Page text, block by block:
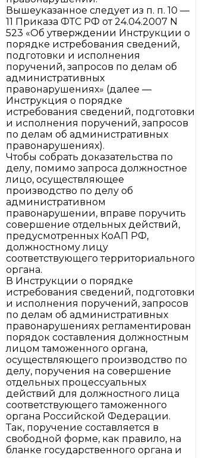
Вышеуказанное следует из п. п. 10 —
11 Приказа ФТС РФ от 24.04.2007 N
523 «Об утверждении Инструкции о
порядке истребования сведений,
подготовки и исполнения
поручений, запросов по делам об
административных
правонарушениях» (далее —
Инструкция о порядке
истребования сведений, подготовки
и исполнения поручений, запросов
по делам об административных
правонарушениях).
Чтобы собрать доказательства по
делу, помимо запроса должностное
лицо, осуществляющее
производство по делу об
административном
правонарушении, вправе поручить
совершение отдельных действий,
предусмотренных КоАП РФ,
должностному лицу
соответствующего территориального
органа.
В Инструкции о порядке
истребования сведений, подготовки
и исполнения поручений, запросов
по делам об административных
правонарушениях регламентирован
порядок составления должностным
лицом таможенного органа,
осуществляющего производство по
делу, поручения на совершение
отдельных процессуальных
действий для должностного лица
соответствующего таможенного
органа Российской Федерации.
Так, поручение составляется в
свободной форме, как правило, на
бланке государственного органа и